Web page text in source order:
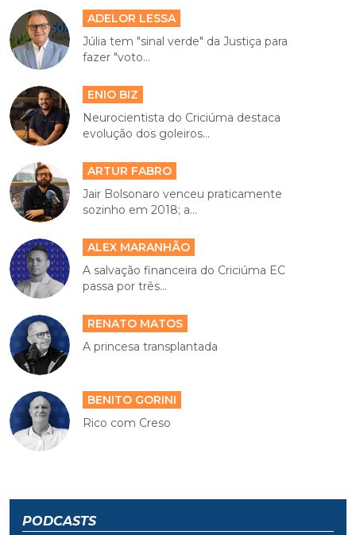
ADELOR LESSA
Júlia tem "sinal verde" da Justiça para
fazer "voto...
ENIO BIZ
Neurocientista do Criciúma destaca
evolução dos goleiros...
ARTUR FABRO
Jair Bolsonaro venceu praticamente
sozinho em 2018; a...
ALEX MARANHÃO
A salvação financeira do Criciúma EC
passa por três...
RENATO MATOS
A princesa transplantada
BENITO GORINI
Rico com Creso
PODCASTS